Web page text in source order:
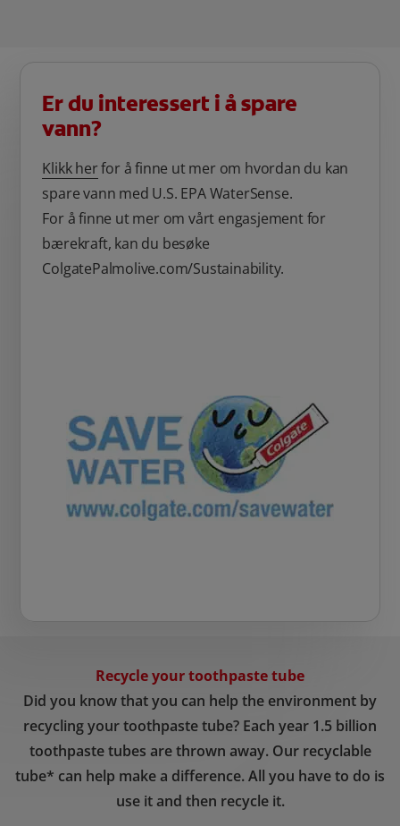
Er du interessert i å spare
vann?
Klikk herfor å finne ut mer om hvordan du kan
spare vann med U.S. EPA WaterSense.
For å finne ut mer om vårt engasjement for
bærekraft, kan du besøke
ColgatePalmolive.com/Sustainability.
Recycle your toothpaste tube
Did you know that you can help the environment by
recycling your toothpaste tube? Each year 1.5 billion
toothpaste tubes are thrown away. Our recyclable
tube* can help make a difference. All you have to do is
use it and then recycle it.